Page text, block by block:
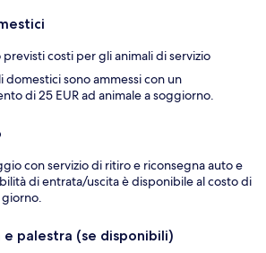
previsti costi per gli animali di servizio
domestici sono ammessi con un
di 25 EUR ad animale a soggiorno.
con servizio di ritiro e riconsegna auto e
di entrata/uscita è disponibile al costo di
giorno.
e palestra (se disponibili)